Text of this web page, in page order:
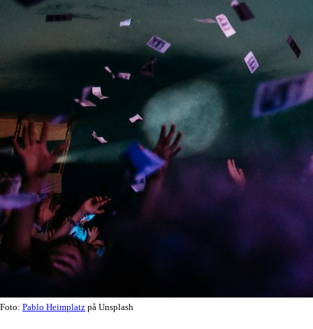
Foto: Pablo Heimplatz på Unsplash